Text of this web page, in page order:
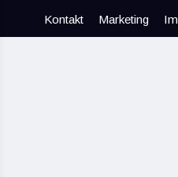
Kontakt Marketing